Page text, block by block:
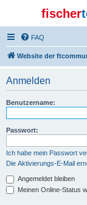
fischer
FAQ
Website der
Anmelden
Benutzername:
Passwort:
Ich habe mein Passwort
Die Aktivierungs-E-Mail
Angemeldet bleiben
Meinen Online-Status